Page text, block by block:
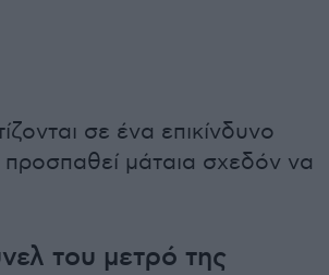
σε ένα επικίνδυνο
μάταια σχεδόν να
του μετρό της